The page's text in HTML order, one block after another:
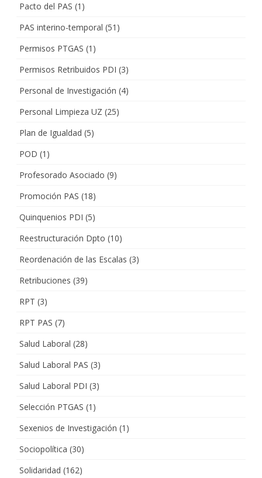
Pacto del PAS (1)
PAS interino-temporal (51)
Permisos PTGAS (1)
Permisos Retribuidos PDI (3)
Personal de Investigación (4)
Personal Limpieza UZ (25)
Plan de Igualdad (5)
POD (1)
Profesorado Asociado (9)
Promoción PAS (18)
Quinquenios PDI (5)
Reestructuración Dpto (10)
Reordenación de las Escalas (3)
Retribuciones (39)
RPT (3)
RPT PAS (7)
Salud Laboral (28)
Salud Laboral PAS (3)
Salud Laboral PDI (3)
Selección PTGAS (1)
Sexenios de Investigación (1)
Sociopolítica (30)
Solidaridad (162)